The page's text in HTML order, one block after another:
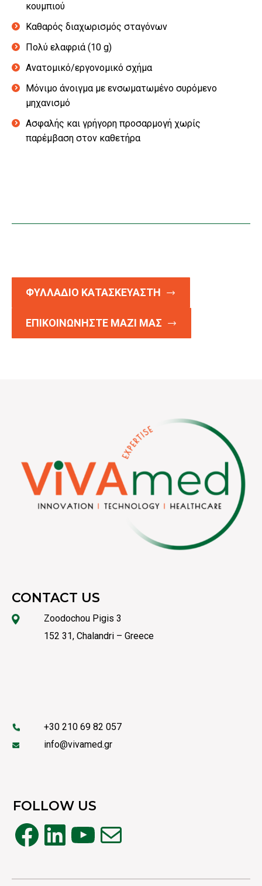
κουμπιού
Καθαρός διαχωρισμός σταγόνων
Πολύ ελαφριά (10 g)
Ανατομικό/εργονομικό σχήμα
Μόνιμο άνοιγμα με ενσωματωμένο συρόμενο
μηχανισμό
Ασφαλής και γρήγορη προσαρμογή χωρίς
παρέμβαση στον καθετήρα
ΦΥΛΛΑΔΙΟ ΚΑΤΑΣΚΕΥΑΣΤΗ
ΕΠΙΚΟΙΝΩΝΗΣΤΕ ΜΑΖΙ ΜΑΣ
CONTACT US
Zoodochou Pigis 3
152 31, Chalandri – Greece
+30 210 69 82 057
info@vivamed.gr
FOLLOW US
Facebook
Linkedin
YouTube
Mail